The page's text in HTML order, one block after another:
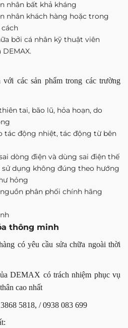
nhân bất khả kháng
nhân khách hàng hoặc trong
bởi cá nhân kỹ thuật viên
các sản phẩm trong các trường
tai, bão lũ, hỏa hoạn, do
tác động nhiệt, tác động từ bên
dòng điện và dùng sai điện thế
sử dụng không đúng theo hướng
hỏng
phân phối chính hãng
thông minh
có yêu cầu sửa chữa ngoài thời
DEMAX có trách nhiệm phục vụ
cao nhất
5818, / 0938 083 699